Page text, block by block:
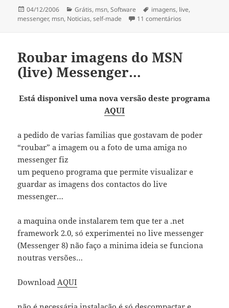
Publicado
a
04/12/2006 Categorias
Grátis, msn,Software Etiquetas
imagens, live,
messenger, msn, Noticias,self-made 11 comentários
Roubar imagens do MSN
(live) Messenger…
Está disponivel uma nova versão deste programa
AQUI
a pedido de varias familias que gostavam de poder
“roubar” a imagem ou a foto de uma amiga no
messenger fiz
um pequeno programa que permite visualizar e
guardar as imagens dos contactos do live
messenger…
a maquina onde instalarem tem que ter a .net
framework 2.0, só experimentei no live messenger
(Messenger 8) não faço a minima ideia se funciona
noutras versões…
DownloadAQUI